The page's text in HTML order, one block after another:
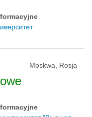
Moskwa, Rosja